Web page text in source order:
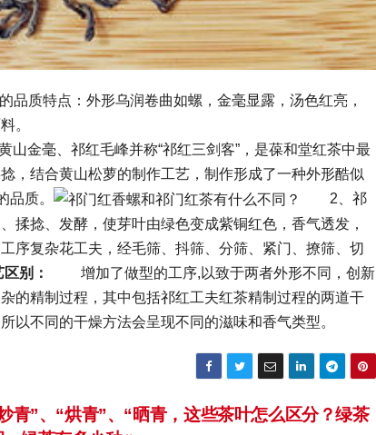
质特点：外形乌润卷曲如螺，金毫显露，汤色红亮，
。
金毫、祁红毛峰并称“祁红三剑客”，是葆和堂红茶中最
，结合黄山松萝的制作工艺，制作形成了一种外形酷似
品质。
2、祁
揉捻、发酵，使芽叶由绿色变成紫铜红色，香气透发，
序复杂花工夫，经毛筛、抖筛、分筛、紧门、撩筛、切
别：
增加了做型的工序,以致于两者外形不同，创新
的精制过程，其中包括祁红工夫红茶精制过程的两道干
以不同的干燥方法会呈现不同的滋味和香气类型。
青”、“烘青”、“晒青，这些茶叶怎么区分？绿茶